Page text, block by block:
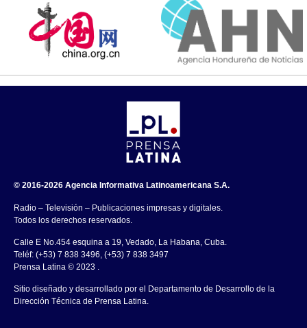
© 2016-2026 Agencia Informativa Latinoamericana S.A.
Radio – Televisión – Publicaciones impresas y digitales.
Todos los derechos reservados.
Calle E No.454 esquina a 19, Vedado, La Habana, Cuba.
Teléf: (+53) 7 838 3496, (+53) 7 838 3497
Prensa Latina © 2023 .
Sitio diseñado y desarrollado por el Departamento de Desarrollo de la
Dirección Técnica de Prensa Latina.